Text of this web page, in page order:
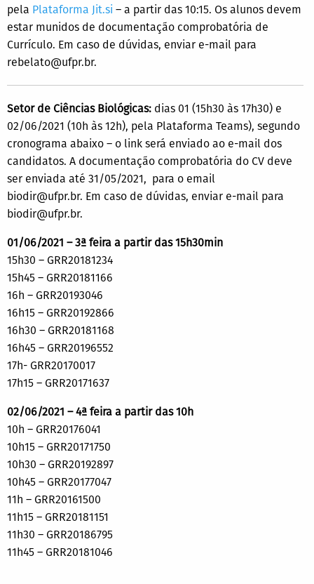
pela Plataforma Jit.si – a partir das 10:15. Os alunos devem
estar munidos de documentação comprobatória de
Currículo. Em caso de dúvidas, enviar e-mail para
rebelato@ufpr.br.
Setor de Ciências Biológicas: dias 01 (15h30 às 17h30) e
02/06/2021 (10h às 12h), pela Plataforma Teams), segundo
cronograma abaixo – o link será enviado ao e-mail dos
candidatos. A documentação comprobatória do CV deve
ser enviada até 31/05/2021, para o email
biodir@ufpr.br. Em caso de dúvidas, enviar e-mail para
biodir@ufpr.br.
01/06/2021 – 3ª feira a partir das 15h30min
15h30 – GRR20181234
15h45 – GRR20181166
16h – GRR20193046
16h15 – GRR20192866
16h30 – GRR20181168
16h45 – GRR20196552
17h- GRR20170017
17h15 – GRR20171637
02/06/2021 – 4ª feira a partir das 10h
10h – GRR20176041
10h15 – GRR20171750
10h30 – GRR20192897
10h45 – GRR20177047
11h – GRR20161500
11h15 – GRR20181151
11h30 – GRR20186795
11h45 – GRR20181046